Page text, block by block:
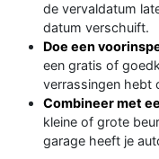
de vervaldatum
datum verschuift.
Doe een
een gratis of
verrassingen hebt
Combineer met
kleine of grote
garage heeft je